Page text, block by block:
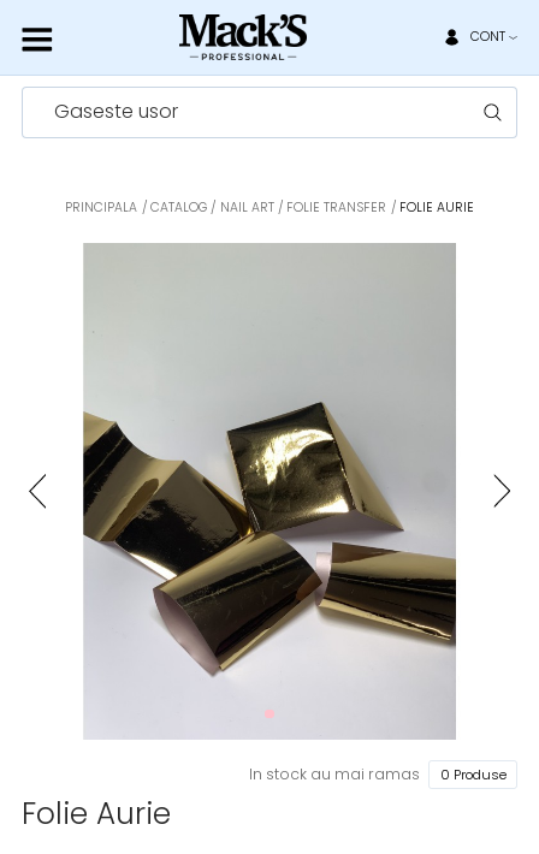
CONT
Gaseste usor
PRINCIPALA CATALOG NAIL ART FOLIE TRANSFER FOLIE AURIE
In stock au mai ramas 0 Produse
Folie Aurie